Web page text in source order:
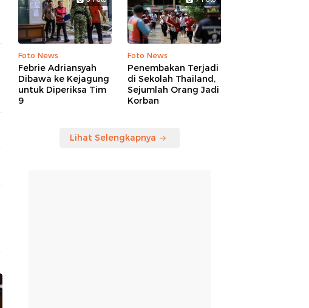
Foto News
Febrie Adriansyah
Dibawa ke Kejagung
untuk Diperiksa Tim
9
Foto News
Penembakan Terjadi
di Sekolah Thailand,
Sejumlah Orang Jadi
Korban
Lihat Selengkapnya